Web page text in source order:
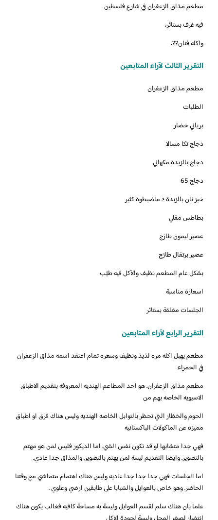
مطعم مذاق الزعفران في شارع فلسطين
فيه غرف بستائر،
واكله فنان??،
التقرير الثالث لآراء المتابعين
‏مطعم مذاق الزعفران
الطلبات
برياني خضار
دجاج تكا مسالا
دجاج بالزبدة مكهاني
دجاج 65
خبز نان بالزبدة < ماضبطوة كثير
بطاطس مقلي
عصير ليمون طازج
عصير برتقال طازج
بشكل عام المطعم نظيف والأكل فيه طيّب
اسعارة مناسبة
الجلسات مغلقة بستائر
التقرير الرابع لآراء المتابعين
‏‎مطعم يهبل اكله مره لذيذ ونظيف وسعره تمام اعتقد اسمه مذاق الزعفران
في الحمراء
مطعم مذاق الزعفران. هو احد المطاعم الهنديه المعروفه بتقديم الاطباق
الاسيويه الخاصه بهم من
الحوم والخظار التي تحظر بالتوابل الخاصه الهنديه وليس هناك فرق او اطباق
مميزه عن الماكولات الباكستانيه
فهي جدا متشابها او قد تكون نفس الشي. اما الديكور فليس لمن هو مهتم
بالتصوير. وايضا التقديم ليسة لمن يهتم بالتصوير. والمذاق جدا عادي.
اما الجلسات فهي جدا جدا جدا عاديه وليس هناك اهتمام متماشي مع وقتنا
الحاضر. وهو خاص بالعوايل والشبابا على طابقين ارضي وعلوي .
علما بان هناك سلم لقسم العوايل وليسة به مساحة كافيه فغالب يكون هناك